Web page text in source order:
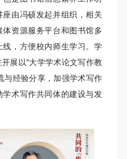
座由冯硕发起并组织，相关
资源服务平台和图书馆多
，方便校内师生学习。学
展以“大学学术论文写作教
与经验分享，加强学术写作
学术写作共同体的建设与发